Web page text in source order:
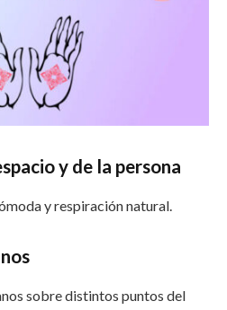
y de la persona
y respiración natural.
sobre distintos puntos del